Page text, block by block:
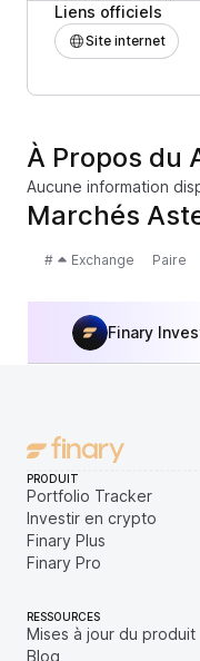
Liens officiels
Site internet
À Propos du
Aucune information
Marchés
# Exchange Paire
Finary
PRODUIT
Portfolio Tracker
Investir en crypto
Finary Plus
Finary Pro
RESSOURCES
Mises à jour du produit
Blog